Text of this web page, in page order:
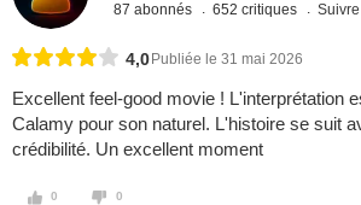
87 abonnés 652 critiques
4,0 Publiée le 31 mai 2026
Excellent feel-good movie ! L'interprétation
Calamy pour son naturel. L'histoire se suit
crédibilité. Un excellent moment
0 0